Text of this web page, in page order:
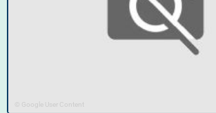
© Google User Content